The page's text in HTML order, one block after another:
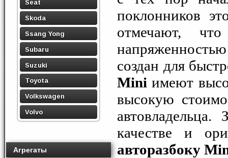
Seat
Skoda
Ssang Yong
Subaru
Suzuki
Toyota
Volkswagen
Volvo
Агрегаты
поклонников
отмечают,
создан для
Mini имеют
высокую
качестве и
авторазбоку